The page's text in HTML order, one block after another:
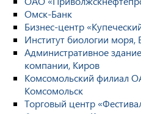
Омск-Банк
Бизнес-центр
Институт биологии моря,
Административное
компании, Киров
Комсомольский филиал
Комсомольск
Торговый центр